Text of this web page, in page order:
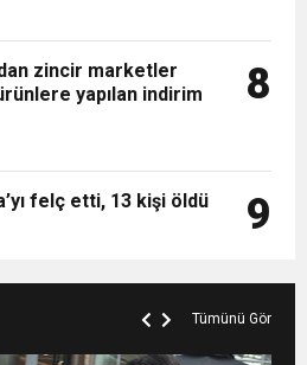
zincir marketler
yapılan indirim
8
felç etti, 13 kişi öldü 9
Tümünü Gör